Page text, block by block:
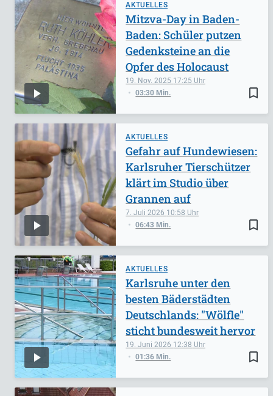
AKTUELLES
bookmark_border
19. Nov. 2025 17:25
03:30 Min.
Mitzva-Day in Baden-
Baden: Schüler putzen
Gedenksteine an die
Opfer des Holocaust
AKTUELLES
bookmark_border
7. Juli 2026 10:58
06:43 Min.
Gefahr auf Hundewiesen:
Karlsruher Tierschützer
klärt im Studio über
Grannen auf
AKTUELLES
bookmark_border
19. Juni 2026 12:38
01:36 Min.
Karlsruhe unter den
besten Bäderstädten
Deutschlands: "Wölfle"
sticht bundesweit hervor